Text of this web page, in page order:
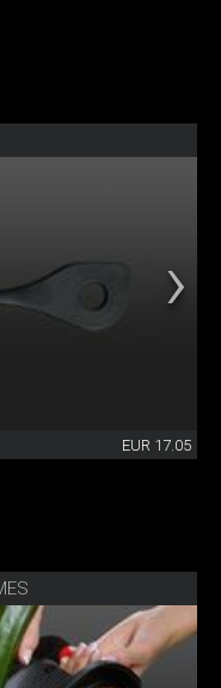
EUR 17.05